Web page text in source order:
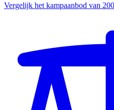
Vergelijk het kampaanbod van